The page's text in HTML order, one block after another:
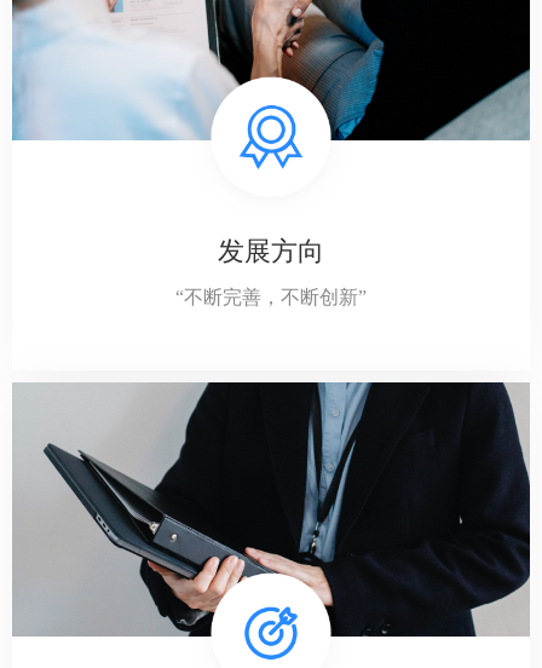
发展方向
“不断完善，不断创新”